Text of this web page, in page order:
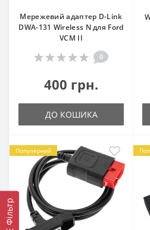
Фільтр
Мережевий адаптер D-Link
DWA-131 Wireless N для Ford
VCM II
0
400 грн.
ДО КОШИКА
Популярний